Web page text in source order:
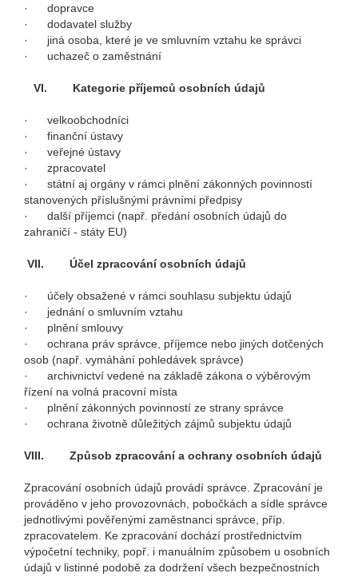
· dopravce
· dodavatel služby
· jiná osoba, které je ve smluvním vztahu ke správci
· uchazeč o zaměstnání
VI. Kategorie příjemců osobních údajů
· velkoobchodníci
· finanční ústavy
· veřejné ústavy
· zpracovatel
· státní aj orgány v rámci plnění zákonných povinností
stanovených příslušnými právními předpisy
· další příjemci (např. předání osobních údajů do
zahraničí - státy EU)
VII. Účel zpracování osobních údajů
· účely obsažené v rámci souhlasu subjektu údajů
· jednání o smluvním vztahu
· plnění smlouvy
· ochrana práv správce, příjemce nebo jiných dotčených
osob (např. vymáhání pohledávek správce)
· archivnictví vedené na základě zákona o výběrovým
řízení na volná pracovní místa
· plnění zákonných povinností ze strany správce
· ochrana životně důležitých zájmů subjektu údajů
VIII. Způsob zpracování a ochrany osobních údajů
Zpracování osobních údajů provádí správce. Zpracování je
prováděno v jeho provozovnách, pobočkách a sídle správce
jednotlivými pověřenými zaměstnanci správce, příp.
zpracovatelem. Ke zpracování dochází prostřednictvím
výpočetní techniky, popř. i manuálním způsobem u osobních
údajů v listinné podobě za dodržení všech bezpečnostních